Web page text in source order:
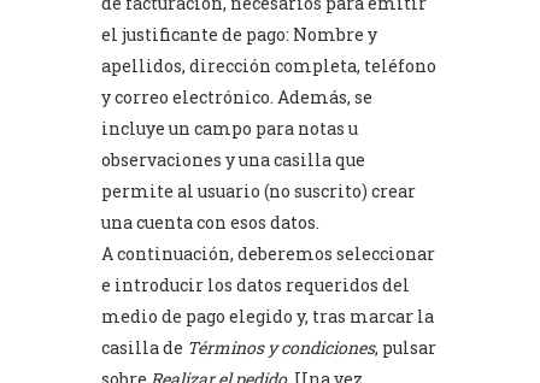
el justificante de pago: Nombre y
apellidos, dirección completa, teléfono
y correo electrónico. Además, se
incluye un campo para notas u
observaciones y una casilla que
permite al usuario (no suscrito) crear
una cuenta con esos datos.
A continuación, deberemos seleccionar
e introducir los datos requeridos del
medio de pago elegido y, tras marcar la
casilla de Términos y condiciones, pulsar